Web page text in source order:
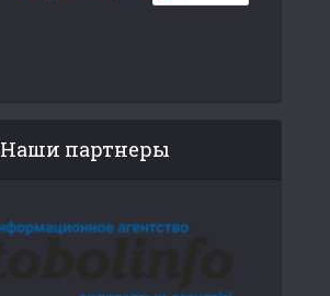
Наши партнеры